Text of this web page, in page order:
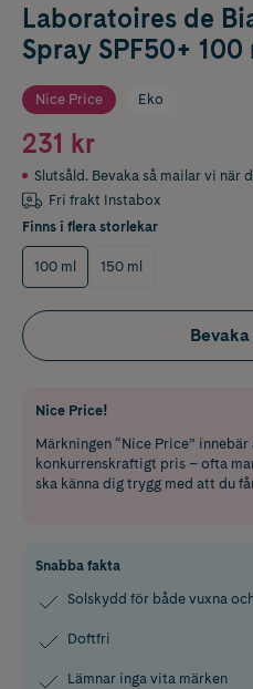
Laboratoires de
Spray SPF50+ 100
Nice Price Eko
231 kr
Slutsåld. Bevaka så mailar vi när
Fri frakt Instabox
Finns i flera storlekar
100 ml 150 ml
Nice Price!
Märkningen “Nice Price”
konkurrenskraftigt pris – ofta
ska känna dig trygg med att du
Snabba fakta
Solskydd för både vuxna
Doftfri
Lämnar inga vita märken